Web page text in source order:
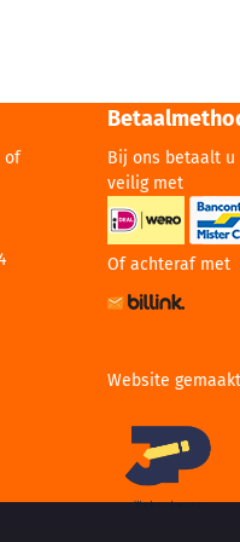
of
Bij ons betaalt u
veilig met
Of achteraf met
Website